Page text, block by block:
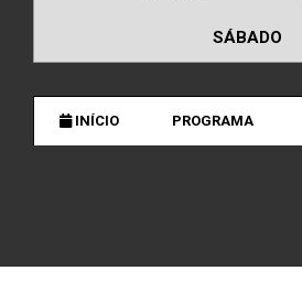
SÁBADO
INÍCIO PROGRAMA